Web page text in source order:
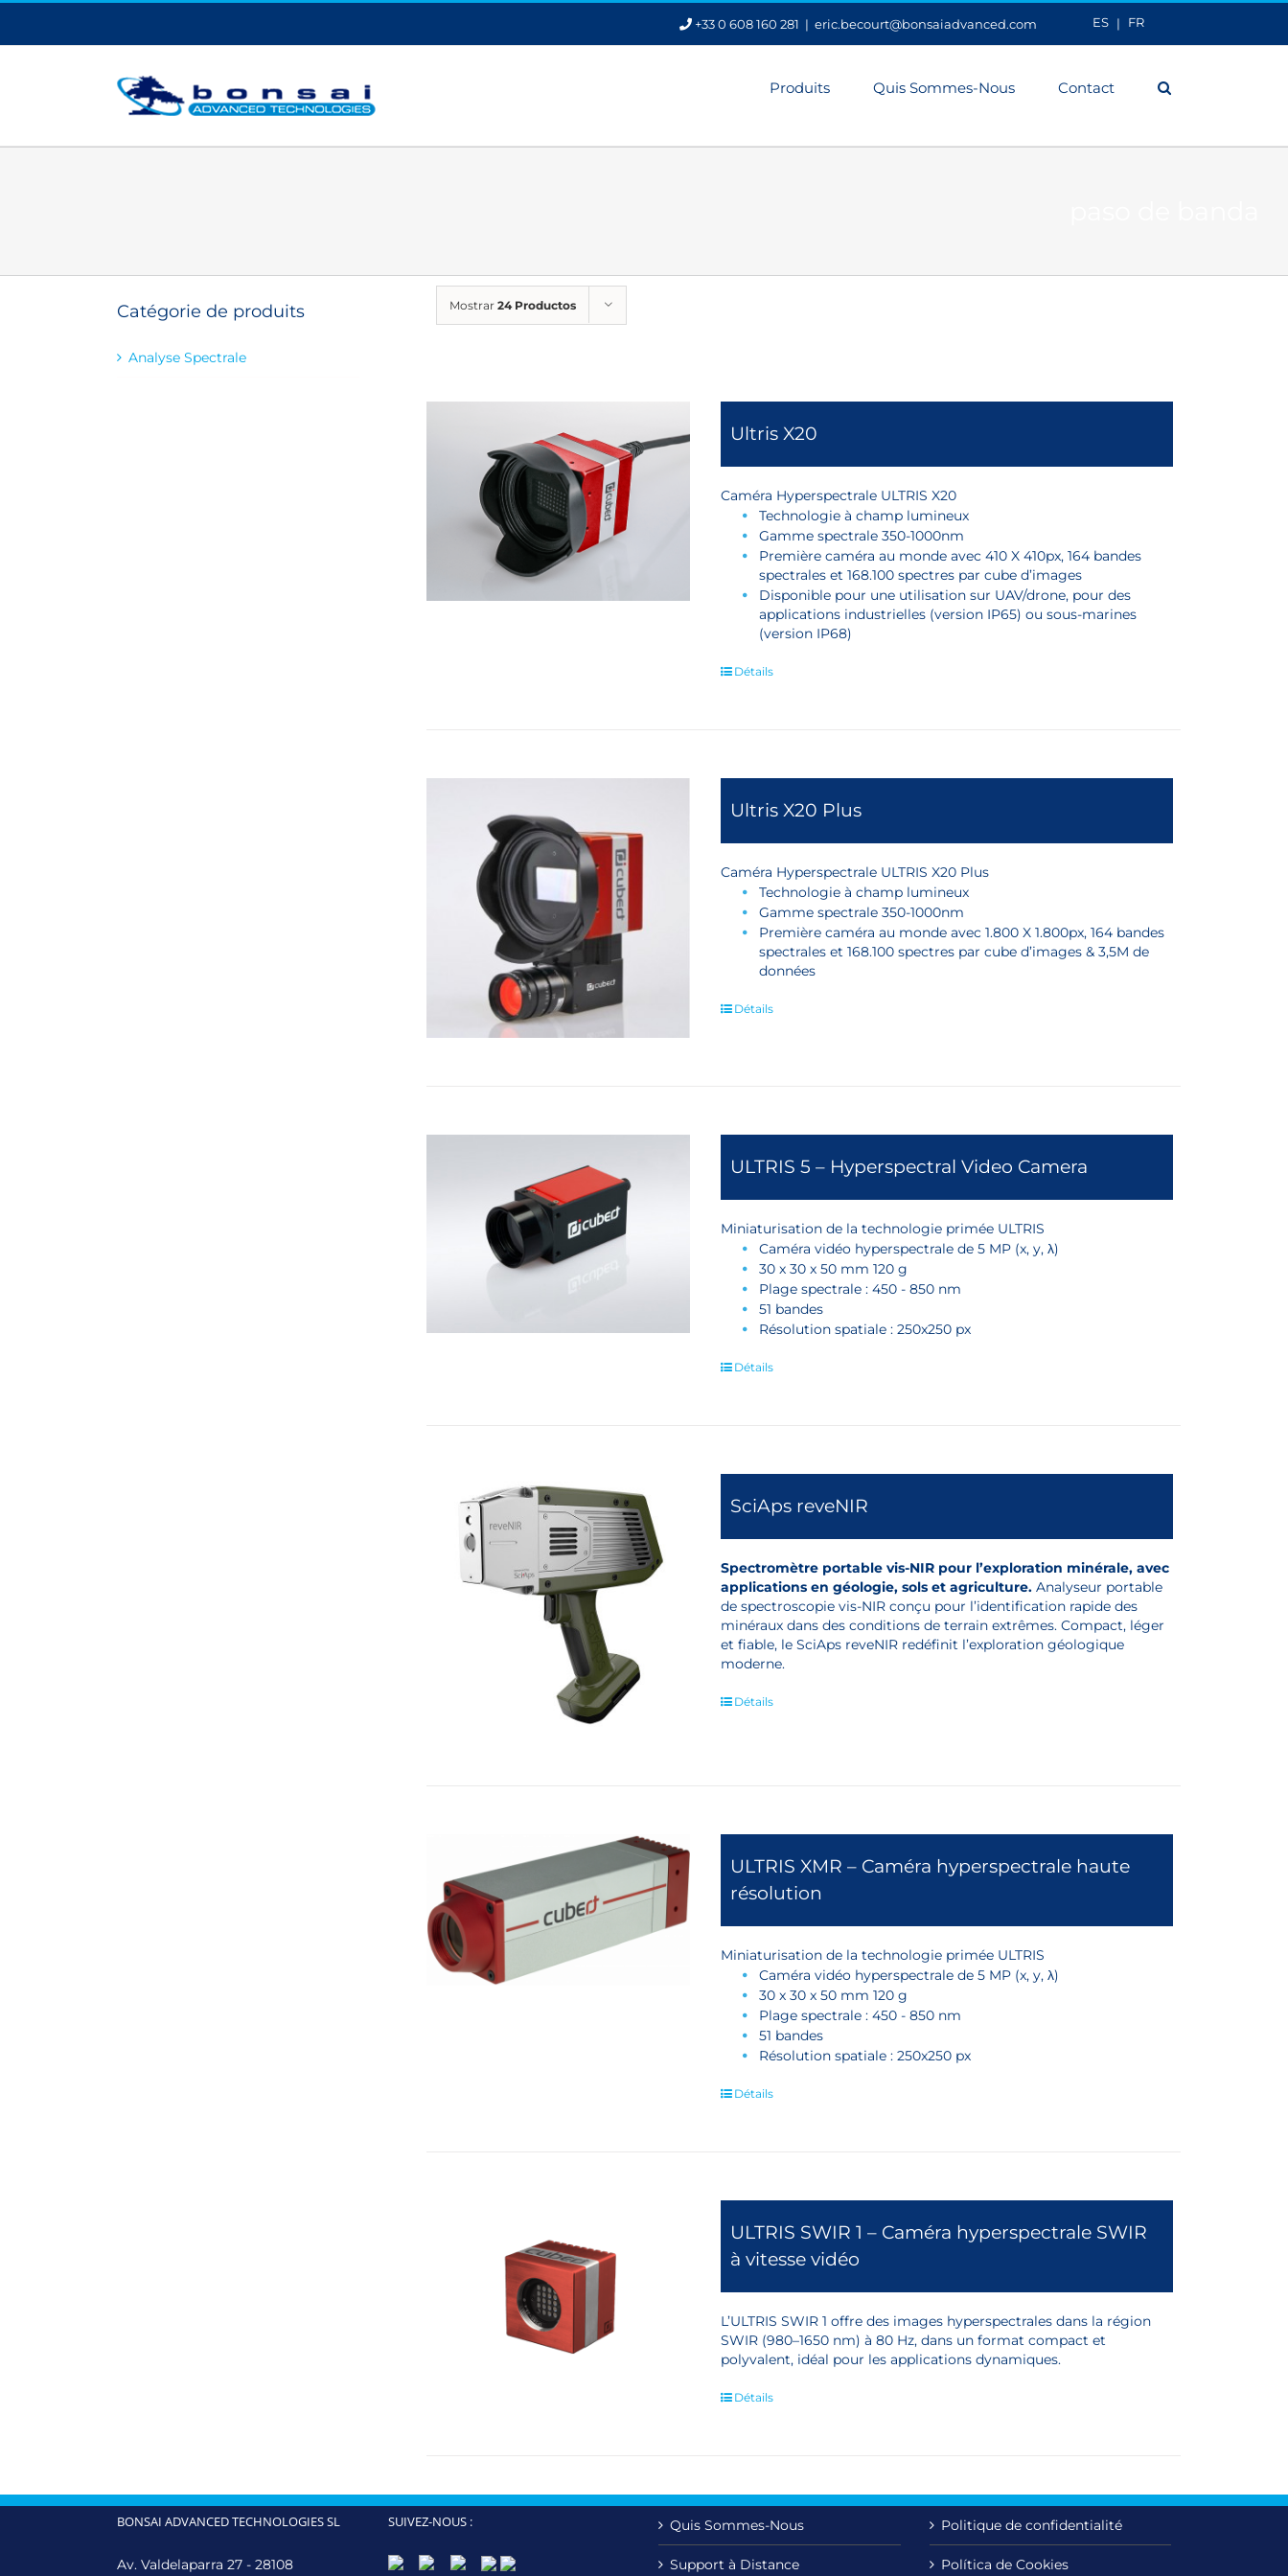
Skip
content
ES FR
+33 0 608 160 281 | eric.becourt@bonsaiadvanced.com
Produits Quis Sommes-Nous Contact
Mostrar 24 Productos
Ultris X20
Caméra Hyperspectrale ULTRIS X20
Technologie à champ lumineux
Gamme spectrale 350-1000nm
Première caméra au monde avec 410 X 410px, 164 bandes
spectrales et 168.100 spectres par cube d’images
Disponible pour une utilisation sur UAV/drone, pour des
applications industrielles (version IP65) ou sous-marines
(version IP68)
Détails
Ultris X20 Plus
Caméra Hyperspectrale ULTRIS X20 Plus
Technologie à champ lumineux
Gamme spectrale 350-1000nm
Première caméra au monde avec 1.800 X 1.800px, 164 bandes
spectrales et 168.100 spectres par cube d’images & 3,5M de
données
Détails
ULTRIS 5 – Hyperspectral Video Camera
Miniaturisation de la technologie primée ULTRIS
Caméra vidéo hyperspectrale de 5 MP (x, y, λ)
30 x 30 x 50 mm 120 g
Plage spectrale : 450 - 850 nm
51 bandes
Résolution spatiale : 250x250 px
Détails
SciAps reveNIR
Spectromètre portable vis-NIR pour l’exploration minérale, avec
applications en géologie, sols et agriculture.Analyseur portable
de spectroscopie vis-NIR conçu pour l’identification rapide des
minéraux dans des conditions de terrain extrêmes. Compact, léger
et fiable, le SciAps reveNIR redéfinit l’exploration géologique
moderne.
Détails
ULTRIS XMR – Caméra hyperspectrale haute
résolution
Miniaturisation de la technologie primée ULTRIS
Caméra vidéo hyperspectrale de 5 MP (x, y, λ)
30 x 30 x 50 mm 120 g
Plage spectrale : 450 - 850 nm
51 bandes
Résolution spatiale : 250x250 px
Détails
ULTRIS SWIR 1 – Caméra hyperspectrale SWIR
à vitesse vidéo
L’ULTRIS SWIR 1 offre des images hyperspectrales dans la région
SWIR (980–1650 nm) à 80 Hz, dans un format compact et
polyvalent, idéal pour les applications dynamiques.
Détails
Catégorie de produits
Analyse Spectrale
BONSAI ADVANCED TECHNOLOGIES SL
Av. Valdelaparra 27 - 28108
SUIVEZ-NOUS : Quis Sommes-Nous
Support à Distance
Politique de confidentialité
Política de Cookies